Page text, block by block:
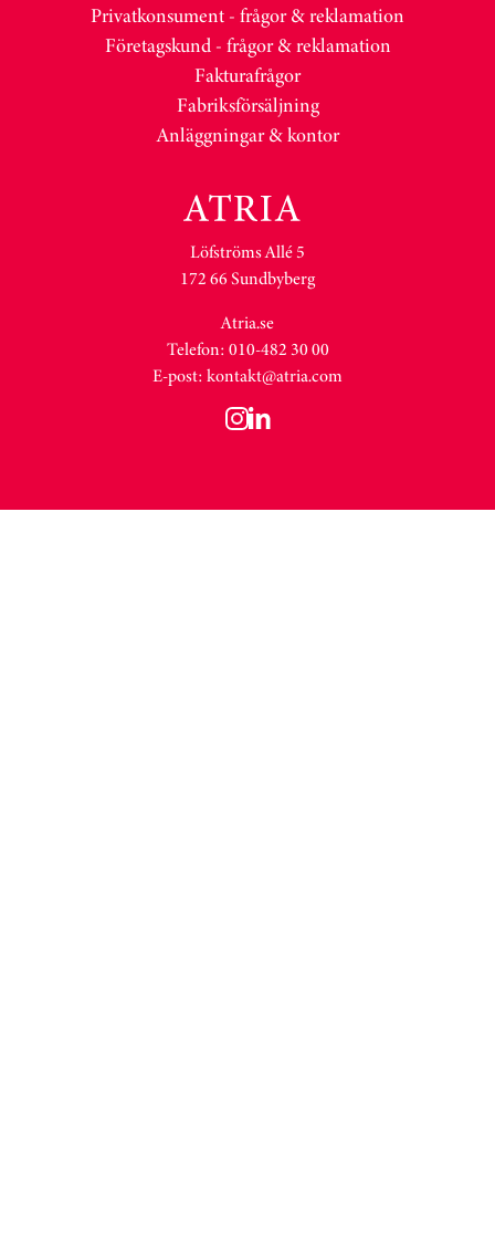
Privatkonsument - frågor & reklamation
Företagskund - frågor & reklamation
Fakturafrågor
Fabriksförsäljning
Anläggningar & kontor
Löfströms Allé 5
172 66 Sundbyberg
Atria.se
Telefon: 010-482 30 00
E-post: kontakt@atria.com